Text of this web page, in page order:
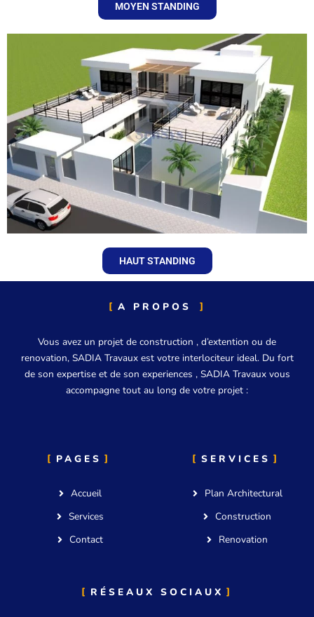
MOYEN STANDING
HAUT STANDING
A PROPOS
Vous avez un projet de construction , d’extention ou de
renovation, SADIA Travaux est votre interlociteur ideal. Du fort
de son expertise et de son experiences , SADIA Travaux vous
accompagne tout au long de votre projet :
PAGES
Accueil
Services
Contact
SERVICES
Plan Architectural
Construction
Renovation
RÉSEAUX SOCIAUX